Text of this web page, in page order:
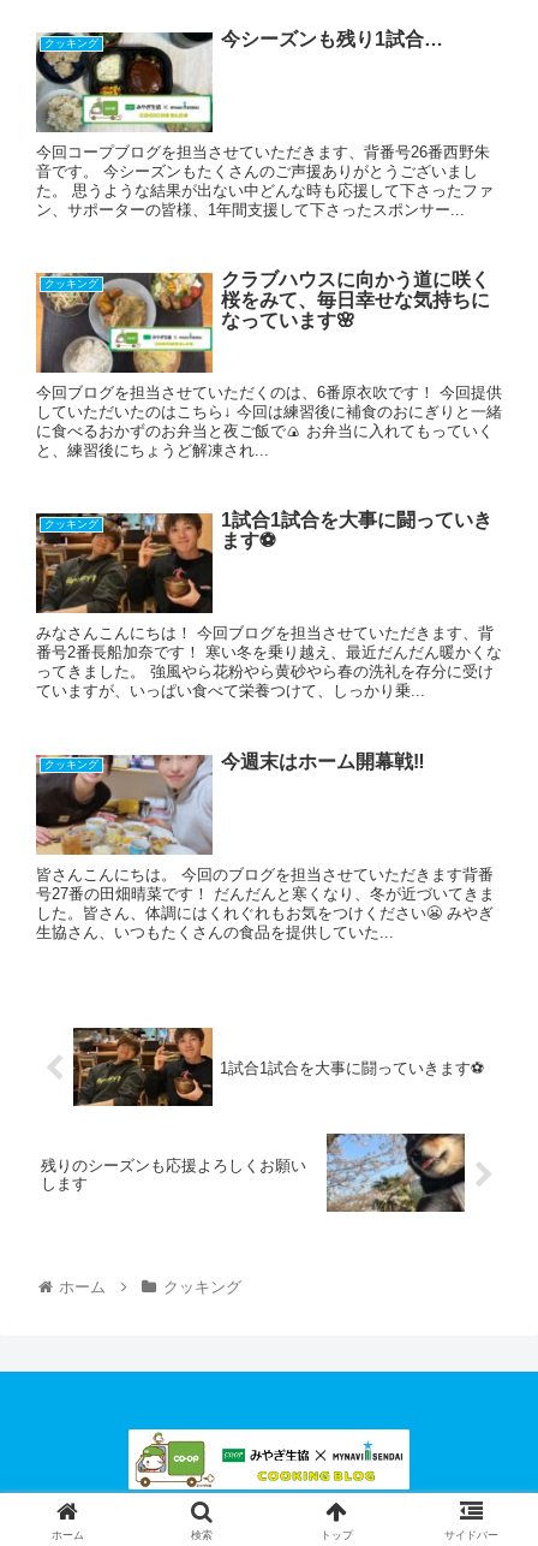
クッキング 今シーズンも残り1試合…
今回コープブログを担当させていただきます、背番号26番西野朱
音です。 今シーズンもたくさんのご声援ありがとうございまし
た。 思うような結果が出ない中どんな時も応援して下さったファ
ン、サポーターの皆様、1年間支援して下さったスポンサー...
クッキング
クラブハウスに向かう道に咲く
桜をみて、毎日幸せな気持ちに
なっています🌸
今回ブログを担当させていただくのは、6番原衣吹です！ 今回提供
していただいたのはこちら↓ 今回は練習後に補食のおにぎりと一緒
に食べるおかずのお弁当と夜ご飯で🍙 お弁当に入れてもっていく
と、練習後にちょうど解凍され...
クッキング
1試合1試合を大事に闘っていき
ます⚽
みなさんこんにちは！ 今回ブログを担当させていただきます、背
番号2番長船加奈です！ 寒い冬を乗り越え、最近だんだん暖かくな
ってきました。 強風やら花粉やら黄砂やら春の洗礼を存分に受け
ていますが、いっぱい食べて栄養つけて、しっかり乗...
クッキング 今週末はホーム開幕戦‼
皆さんこんにちは。 今回のブログを担当させていただきます背番
号27番の田畑晴菜です！ だんだんと寒くなり、冬が近づいてきま
した。皆さん、体調にはくれぐれもお気をつけください😬 みやぎ
生協さん、いつもたくさんの食品を提供していた...
1試合1試合を大事に闘っていきます⚽
残りのシーズンも応援よろしくお願い
します
ホーム クッキング
© 2023 マイナビ仙台レディース公式BLOG.
ホーム 検索 トップ サイドバー